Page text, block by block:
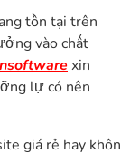
tồn tại trên
vào chất
xin
lự có nên